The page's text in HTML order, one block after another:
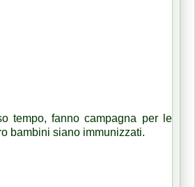
tempo, fanno campagna per le
bambini siano immunizzati.